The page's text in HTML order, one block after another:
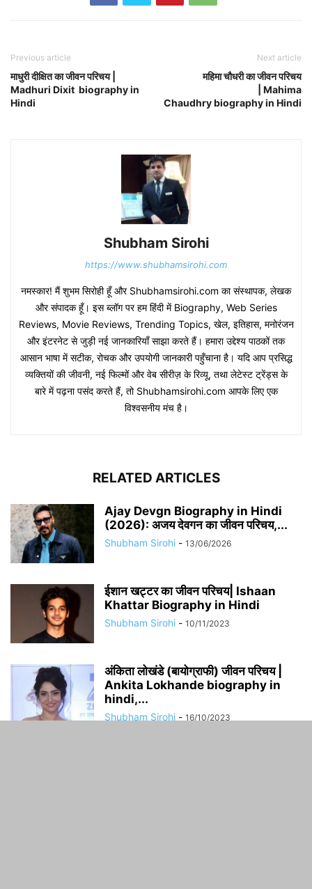
Previous article
माधुरी दीक्षित का जीवन परिचय |
Madhuri Dixit biography in
Hindi
Next article
महिमा चौधरी का जीवन परिचय
| Mahima
Chaudhry biography in Hindi
Shubham Sirohi
https://www.shubhamsirohi.com
नमस्कार! मैं शुभम सिरोही हूँ और Shubhamsirohi.com का संस्थापक, लेखक
और संपादक हूँ। इस ब्लॉग पर हम हिंदी में Biography, Web Series
Reviews, Movie Reviews, Trending Topics, खेल, इतिहास, मनोरंजन
और इंटरनेट से जुड़ी नई जानकारियाँ साझा करते हैं। हमारा उद्देश्य पाठकों तक
आसान भाषा में सटीक, रोचक और उपयोगी जानकारी पहुँचाना है। यदि आप प्रसिद्ध
व्यक्तियों की जीवनी, नई फिल्मों और वेब सीरीज़ के रिव्यू, तथा लेटेस्ट ट्रेंड्स के
बारे में पढ़ना पसंद करते हैं, तो Shubhamsirohi.com आपके लिए एक
विश्वसनीय मंच है।
RELATED ARTICLES
Ajay Devgn Biography in Hindi
(2026): अजय देवगन का जीवन परिचय,...
Shubham Sirohi - 13/06/2026
​​ईशान खट्टर का जीवन परिचय| Ishaan
Khattar Biography in Hindi
Shubham Sirohi - 10/11/2023
अंकिता लोखंडे (बायोग्राफी) जीवन परिचय |
Ankita Lokhande biography in
hindi,...
Shubham Sirohi - 16/10/2023